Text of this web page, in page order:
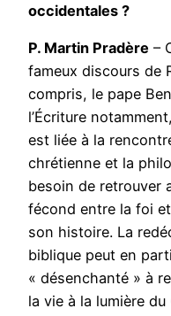
occidentales ?
P. Martin Pradère –
fameux discours de
compris, le pape
l’Écriture
est liée à la
chrétienne et la
besoin de retrouver
fécond entre la foi
son histoire. La
biblique peut en
« désenchanté » à
la vie à la lumière